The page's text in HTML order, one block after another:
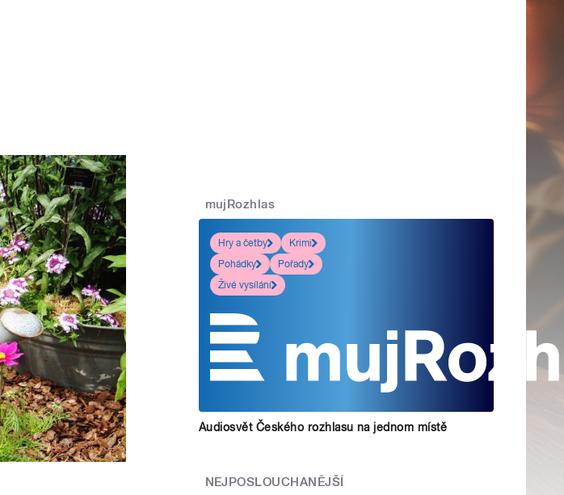
mujRozhlas
Hry a četby
Krimi
Pohádky
Pořady
Živé vysílání
Audiosvět Českého rozhlasu na jednom místě
NEJPOSLOUCHANĚJŠÍ